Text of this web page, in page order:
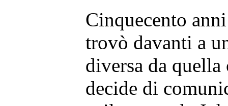
Cinquecento
trovò davanti a
diversa da
decide di